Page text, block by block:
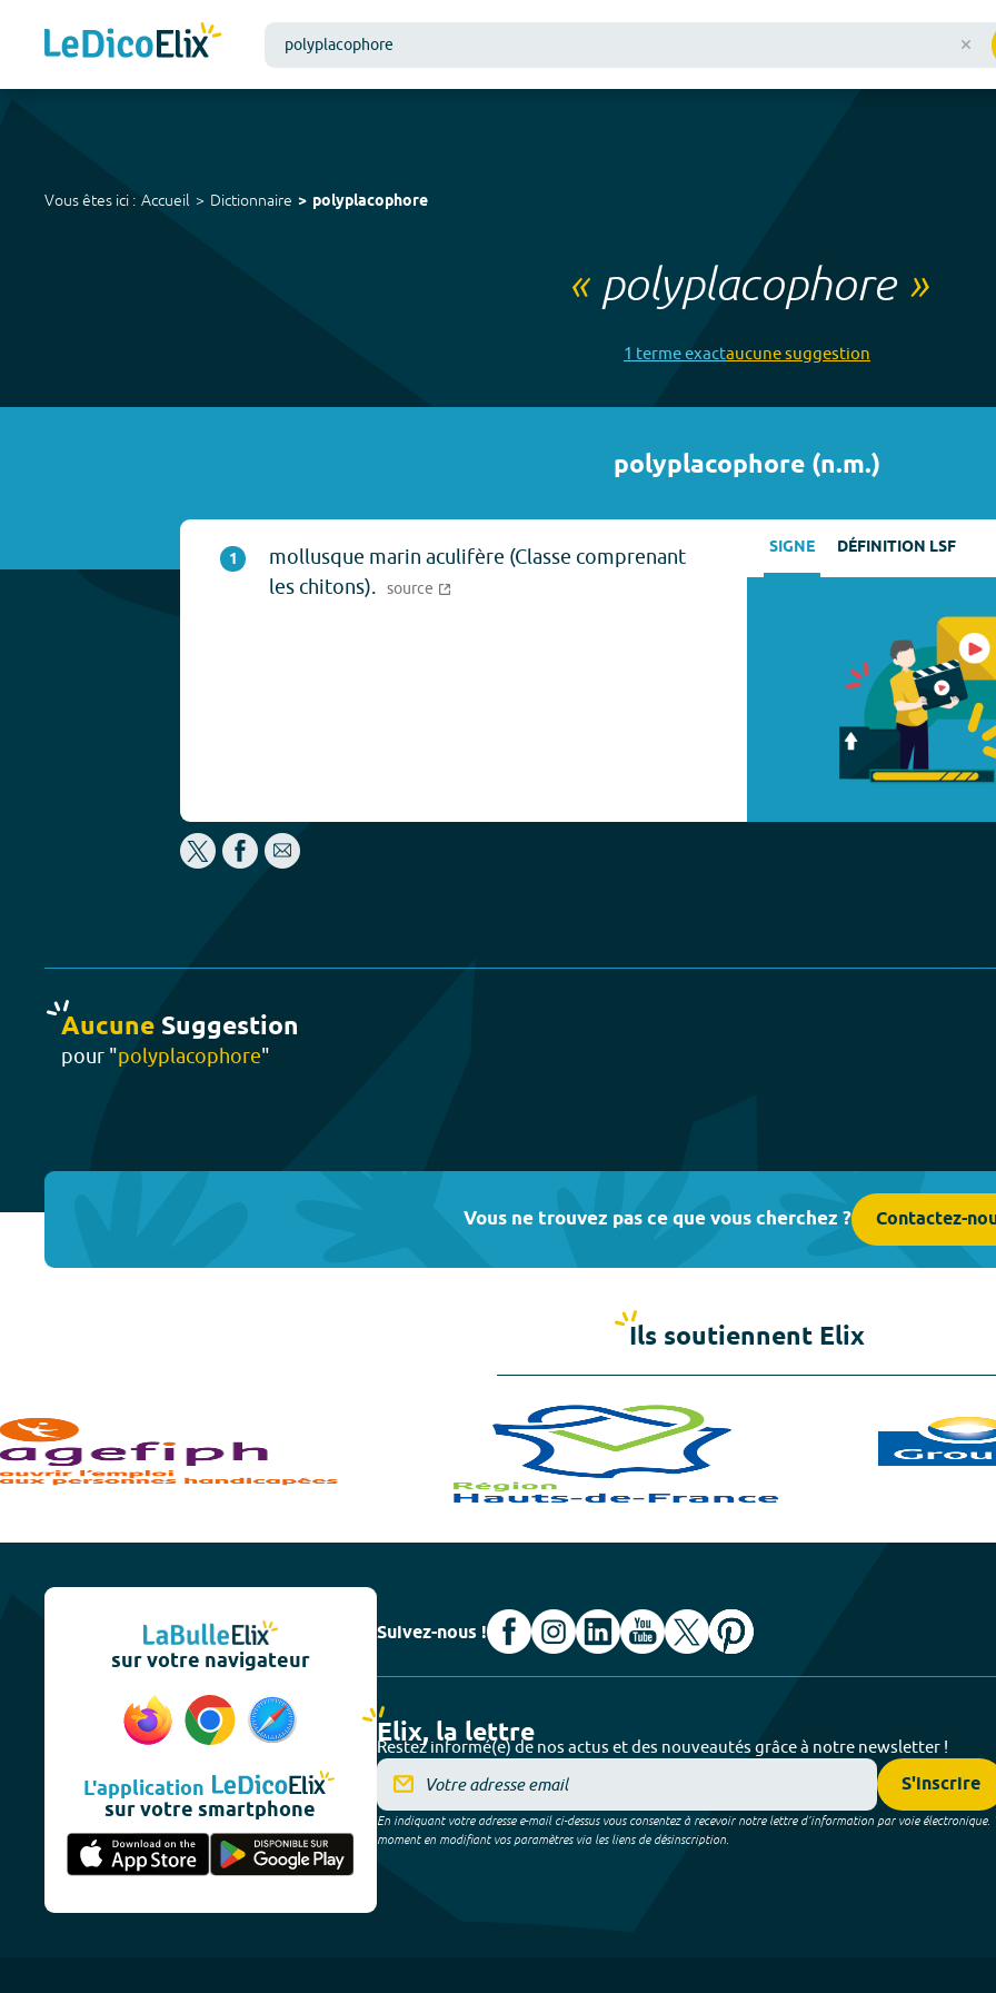
Vous êtes ici : Accueil Dictionnaire polyplacophore
« polyplacophore»
1 termeexactaucunesuggestion
polyplacophore (n.m.)
1
mollusque marin aculifère (Classe comprenant
les chitons). source
SIGNE DÉFINITION LSF
Aucune Suggestion
pour "polyplacophore"
Vous ne trouvez pas ce que vous cherchez ? Contactez-
Ils soutiennent Elix
sur votre navigateur
L'application
sur votre smartphone
Suivez-nous !
Elix, la lettre
Restez informé(e) de nos actus et des nouveautés grâce à notre newsletter !
S'inscrire
En indiquant votre adresse e-mail ci-dessus vous consentez à recevoir notre lettre d’information par voie électronique.
moment en modifiant vos paramètres via les liens de désinscription.